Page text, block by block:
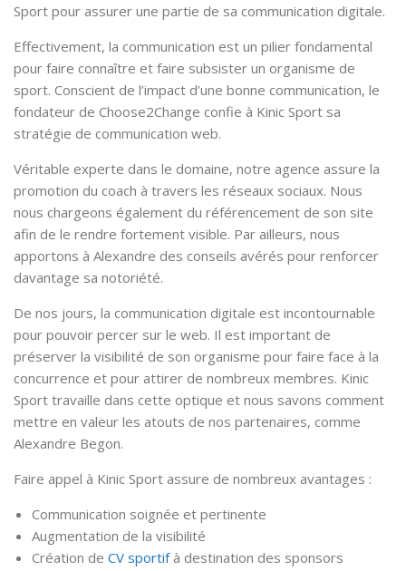
Sport pour assurer une partie de sa communication digitale.
Effectivement, la communication est un pilier fondamental
pour faire connaître et faire subsister un organisme de
sport. Conscient de l’impact d’une bonne communication, le
fondateur de Choose2Change confie à Kinic Sport sa
stratégie de communication web.
Véritable experte dans le domaine, notre agence assure la
promotion du coach à travers les réseaux sociaux. Nous
nous chargeons également du référencement de son site
afin de le rendre fortement visible. Par ailleurs, nous
apportons à Alexandre des conseils avérés pour renforcer
davantage sa notoriété.
De nos jours, la communication digitale est incontournable
pour pouvoir percer sur le web. Il est important de
préserver la visibilité de son organisme pour faire face à la
concurrence et pour attirer de nombreux membres. Kinic
Sport travaille dans cette optique et nous savons comment
mettre en valeur les atouts de nos partenaires, comme
Alexandre Begon.
Faire appel à Kinic Sport assure de nombreux avantages :
Communication soignée et pertinente
Augmentation de la visibilité
Création de CV sportifà destination des sponsors